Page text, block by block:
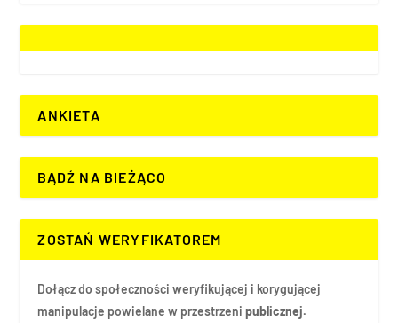
ANKIETA
BĄDŹ NA BIEŻĄCO
ZOSTAŃ WERYFIKATOREM
Dołącz do społeczności weryfikującej i korygującej
manipulacje powielane w przestrzenipublicznej.